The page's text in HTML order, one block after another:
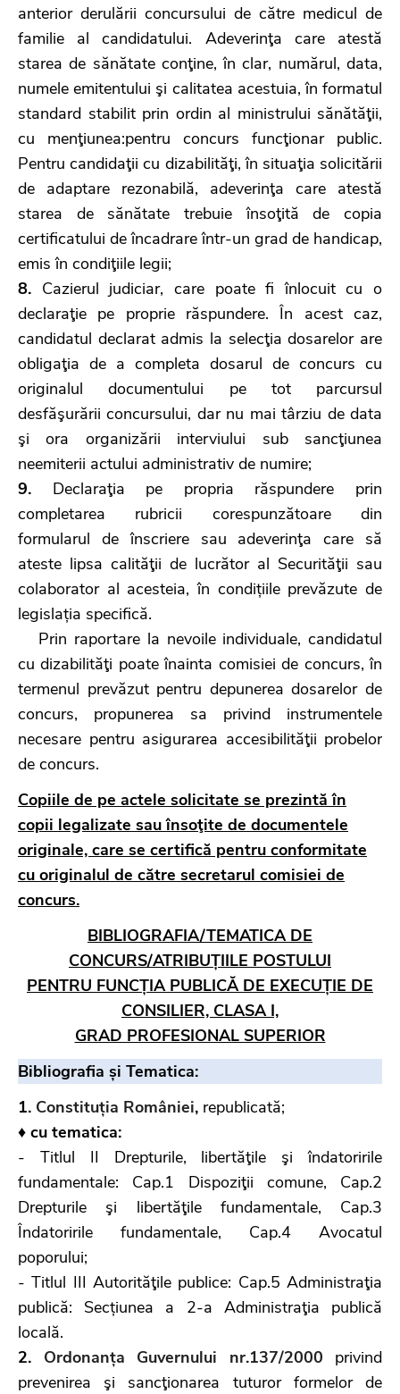
anterior derulării concursului de către medicul de
familie al candidatului. Adeverinţa care atestă
starea de sănătate conţine, în clar, numărul, data,
numele emitentului şi calitatea acestuia, în formatul
standard stabilit prin ordin al ministrului sănătăţii,
cu menţiunea:pentru concurs funcţionar public.
Pentru candidaţii cu dizabilităţi, în situaţia solicitării
de adaptare rezonabilă, adeverinţa care atestă
starea de sănătate trebuie însoţită de copia
certificatului de încadrare într-un grad de handicap,
emis în condiţiile legii;
8. Cazierul judiciar, care poate fi înlocuit cu o
declaraţie pe proprie răspundere. În acest caz,
candidatul declarat admis la selecţia dosarelor are
obligaţia de a completa dosarul de concurs cu
originalul documentului pe tot parcursul
desfăşurării concursului, dar nu mai târziu de data
şi ora organizării interviului sub sancţiunea
neemiterii actului administrativ de numire;
9. Declaraţia pe propria răspundere prin
completarea rubricii corespunzătoare din
formularul de înscriere sau adeverinţa care să
ateste lipsa calităţii de lucrător al Securităţii sau
colaborator al acesteia, în condițiile prevăzute de
legislația specifică.
Prin raportare la nevoile individuale, candidatul
cu dizabilităţi poate înainta comisiei de concurs, în
termenul prevăzut pentru depunerea dosarelor de
concurs, propunerea sa privind instrumentele
necesare pentru asigurarea accesibilităţii probelor
de concurs.
Copiile de pe actele solicitate se prezintă în
copii legalizate sau însoţite de documentele
originale, care se certifică pentru conformitate
cu originalul de către secretarul comisiei de
concurs.
BIBLIOGRAFIA/TEMATICA DE
CONCURS/ATRIBUȚIILE POSTULUI
PENTRU FUNCȚIA PUBLICĂ DE EXECUȚIE DE
CONSILIER, CLASA I,
GRAD PROFESIONAL SUPERIOR
Bibliografia și Tematica:
1. Constituția României, republicată;
♦ cu tematica:
- Titlul II Drepturile, libertăţile şi îndatoririle
fundamentale: Cap.1 Dispoziţii comune, Cap.2
Drepturile şi libertăţile fundamentale, Cap.3
Îndatoririle fundamentale, Cap.4 Avocatul
poporului;
- Titlul III Autorităţile publice: Cap.5 Administraţia
publică: Secțiunea a 2-a Administraţia publică
locală.
2. Ordonanța Guvernului nr.137/2000
privind
prevenirea şi sancţionarea tuturor formelor de